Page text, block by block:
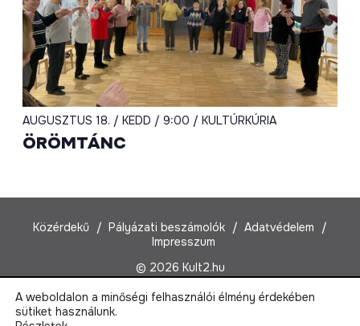
AUGUSZTUS 18. / KEDD / 9:00 / KULTÚRKÚRIA
ÖRÖMTÁNC
Közérdekű Pályázati beszámolók
Adatvédelem
Impresszum
© 2026 Kult2.hu
Kult2 Nonprofit Kft.
1022 Budapest, Marczibányi tér 5/A
A weboldalon a minőségi felhasználói élmény érdekében
sütiket használunk.